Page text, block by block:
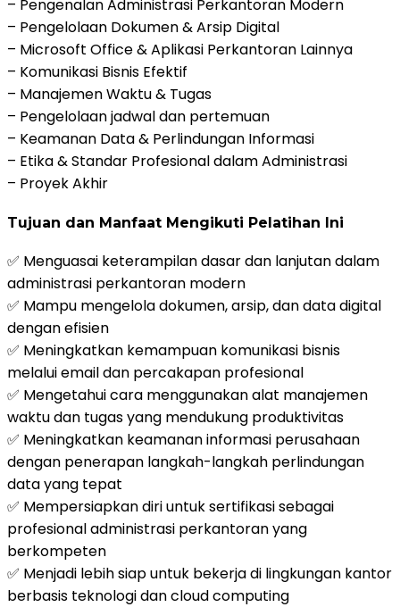
– Pengenalan Administrasi Perkantoran Modern
– Pengelolaan Dokumen & Arsip Digital
– Microsoft Office & Aplikasi Perkantoran Lainnya
– Komunikasi Bisnis Efektif
– Manajemen Waktu & Tugas
– Pengelolaan jadwal dan pertemuan
– Keamanan Data & Perlindungan Informasi
– Etika & Standar Profesional dalam Administrasi
– Proyek Akhir
Tujuan dan Manfaat Mengikuti Pelatihan Ini
✅ Menguasai keterampilan dasar dan lanjutan dalam
administrasi perkantoran modern
✅ Mampu mengelola dokumen, arsip, dan data digital
dengan efisien
✅ Meningkatkan kemampuan komunikasi bisnis
melalui email dan percakapan profesional
✅ Mengetahui cara menggunakan alat manajemen
waktu dan tugas yang mendukung produktivitas
✅ Meningkatkan keamanan informasi perusahaan
dengan penerapan langkah-langkah perlindungan
data yang tepat
✅ Mempersiapkan diri untuk sertifikasi sebagai
profesional administrasi perkantoran yang
berkompeten
✅ Menjadi lebih siap untuk bekerja di lingkungan kantor
berbasis teknologi dan cloud computing